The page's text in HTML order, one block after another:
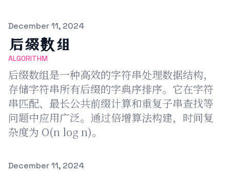
Published on
December 11, 2024
后缀数组
ALGORITHM
后缀数组是一种高效的字符串处理数据结构，
存储字符串所有后缀的字典序排序。它在字符
串匹配、最长公共前缀计算和重复子串查找等
问题中应用广泛。通过倍增算法构建，时间复
杂度为 O(n log n)。
Published on
December 11, 2024